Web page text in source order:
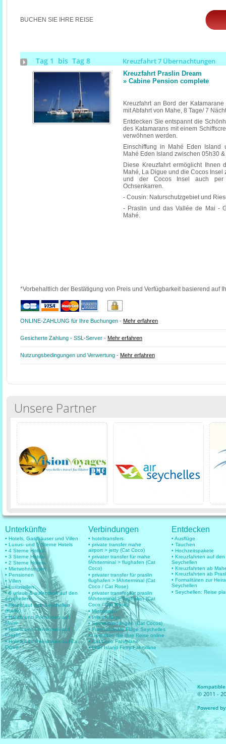
BUCHEN SIE IHRE REISE
Tag 1 bis Tag 8 Kreuzfahrt 7 Übernachtungen
Kreuzfahrt Praslin Dream
» Cabine Pension complete
Kreuzfahrt an Bord der
mit Abfahrt von Mahe, 8 Tage/ 7
Entdecken Sie entspannt die
des Katamarans mit einem
verwöhnen werden.
Einschiffung in Mahé Eden Island
Mahé Eden Island zwischen 05h30
Diese Kreuzfahrt ermöglicht Ihnen
Mahé, La Digue und die Cocos Insel
und der Cocos Insel auch
Ochsenkarren.
- Cousin: Naturschutzgebiet und
- Praslin und das Vallée de Mai -
Mahé.
*Vorbehaltlich der Bestätigung von Preis und Verfügbarkeit basierend auf
ONLINE-ZAHLUNG für Ihre Buchungen - Mehr erfahren
Gesicherte Zahlung - SSL-Server - Mehr erfahren
Nutzungsbedingungen und Verwertung - Mehr erfahren
Unsere Partner
Unterkünfte
• Hotels, Gasthäuser und Villen
• Luxus- und 5 Sterne Hotels
• 4 Sterne Hotels
• 3 Sterne Hotels
• 2 Sterne Hotels
• Mietwohnungen
• Pensionen
• Villen
• Luxusvillen
• 6 urlaub & aufenthalt auf den
seychellen
• Hotels auf den Seychellen
(Karte)
• Hotels und Pensionen auf
Mahe
• Hotels und Pensionen auf
Praslin
• Hotels und Pensionen auf La
Digue
Verbindungen
• hoteltransfers
• private transfer mahe
airport > jetty (Cat Coco)
• privater transfer für mahe
fÄhrterminal > flughafen (Cat
Coco)
• privater transfer für praslin
flughafen > fÄhrterminal (Cat
Coco / Cat Rose)
• privater transfer für praslin
fÄhrterminal > flughafen (Cat
Coco / Cat Rose)
• Mietwagen
• Inlandsflüge
• Seeverbindungen (Cat Cocos)
• Internationale Flüge Seychelles
• Gestalten Sie Ihre Reise online
• Cat Coco Fahrpläne
• Inter Island Ferry Fahrpläne
Entdecken
• Ausflüge
• Tauchen
• Hochzeitspakete
• Kreuzfahrten auf den
Seychellen
• Kreuzfahrten ab
• Kreuzfahrten ab
• Formalitäten zur
Seychellen
• Seychellen: Reise
© 2011 -
Powered by